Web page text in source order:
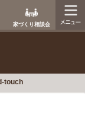
家づくり相談会
touch